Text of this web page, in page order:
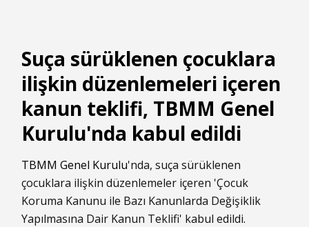
Suça sürüklenen çocuklara
ilişkin düzenlemeleri içeren
kanun teklifi, TBMM Genel
Kurulu'nda kabul edildi
TBMM Genel Kurulu'nda, suça sürüklenen
çocuklara ilişkin düzenlemeler içeren 'Çocuk
Koruma Kanunu ile Bazı Kanunlarda Değişiklik
Yapılmasına Dair Kanun Teklifi' kabul edildi.